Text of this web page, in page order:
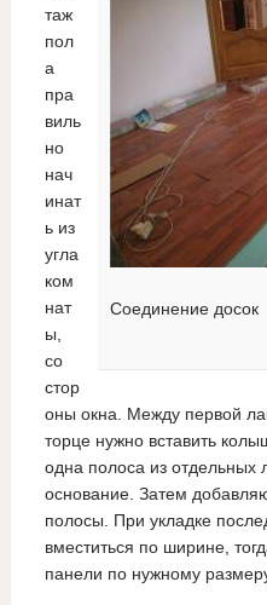
Соединение досок
таж
пол
а
пра
виль
но
нач
инат
ь из
угла
ком
нат
ы,
со
стор
оны окна. Между первой
торце нужно вставить
одна полоса из отдельных
основание. Затем
полосы. При укладке
вместиться по ширине,
панели по нужному